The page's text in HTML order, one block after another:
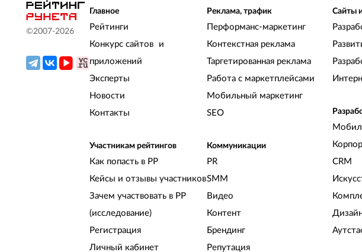
©2007-2026
Главное
Рейтинги
Конкурс сайтов и
приложений
Эксперты
Новости
Контакты
Участникам рейтингов
Как попасть в РР
Кейсы и отзывы участников
Зачем участвовать в РР
(исследование)
Регистрация
Личный кабинет
Реклама, трафик
Перформанс-маркетинг
Контекстная реклама
Таргетированная реклама
Работа с маркетплейсами
Мобильный маркетинг
SEO
Коммуникации
PR
SMM
Видео
Контент
Брендинг
Репутация
Сайты
CRM